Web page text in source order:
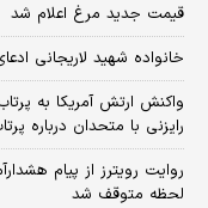
قیمت جدید مرغ اعلام شد
خانواده شهید لاریجانی
واکنش ارتش آمریکا به
رایزنی با متحدان درباره
روایت رویترز از پیام
لحظه متوقف شد